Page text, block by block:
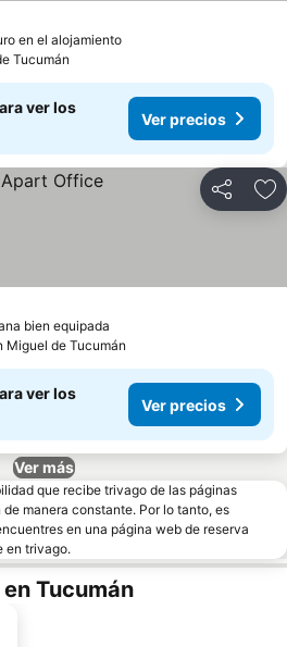
en el alojamientoVer precios
Tucumán
ver los
Ver precios
Compartir
bien equipada
Miguel de Tucumán
ver los
Ver precios
Ver más
que recibe trivago de las páginas
manera constante. Por lo tanto, es
en una página web de reserva
en trivago.
Tucumán